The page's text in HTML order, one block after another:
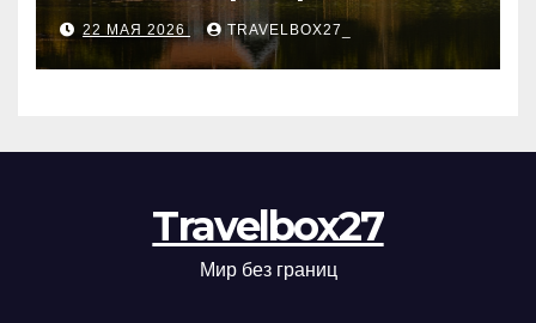
для саморазвития и
восстановления
22 МАЯ 2026 TRAVELBOX27_
Travelbox27
Мир без границ